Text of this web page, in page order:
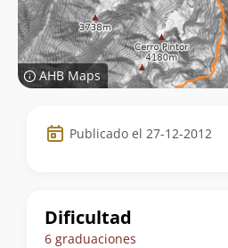
AHB Maps
Datos
de
ruta
Publicado el 27-12-2012
Dificultad
6 graduaciones